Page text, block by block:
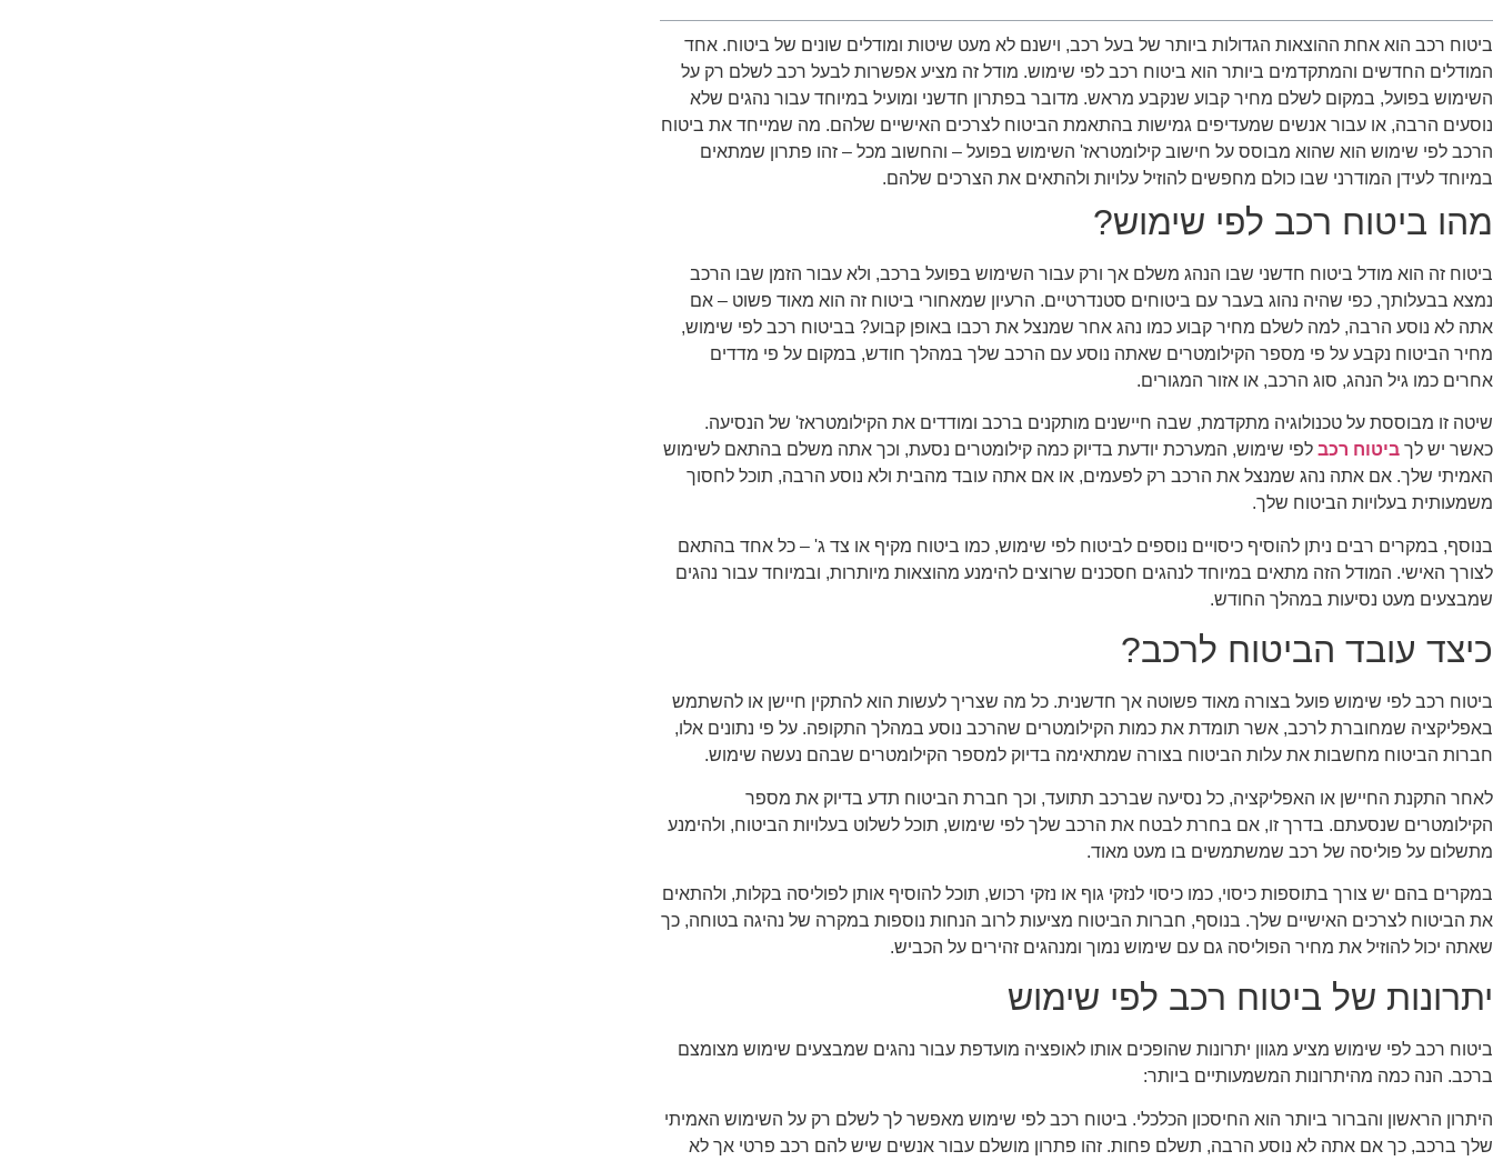
ביטוח רכב הוא אחת ההוצאות הגדולות ביותר של בעל רכב, וישנם לא מעט שיטות ומודלים שונים של ביטוח. אחד
המודלים החדשים והמתקדמים ביותר הוא ביטוח רכב לפי שימוש. מודל זה מציע אפשרות לבעל רכב לשלם רק על
השימוש בפועל, במקום לשלם מחיר קבוע שנקבע מראש. מדובר בפתרון חדשני ומועיל במיוחד עבור נהגים שלא
נוסעים הרבה, או עבור אנשים שמעדיפים גמישות בהתאמת הביטוח לצרכים האישיים שלהם. מה שמייחד את ביטוח
הרכב לפי שימוש הוא שהוא מבוסס על חישוב קילומטראז' השימוש בפועל – והחשוב מכל – זהו פתרון שמתאים
במיוחד לעידן המודרני שבו כולם מחפשים להוזיל עלויות ולהתאים את הצרכים שלהם.
מהו ביטוח רכב לפי שימוש?
ביטוח זה הוא מודל ביטוח חדשני שבו הנהג משלם אך ורק עבור השימוש בפועל ברכב, ולא עבור הזמן שבו הרכב
נמצא בבעלותך, כפי שהיה נהוג בעבר עם ביטוחים סטנדרטיים. הרעיון שמאחורי ביטוח זה הוא מאוד פשוט – אם
אתה לא נוסע הרבה, למה לשלם מחיר קבוע כמו נהג אחר שמנצל את רכבו באופן קבוע? בביטוח רכב לפי שימוש,
מחיר הביטוח נקבע על פי מספר הקילומטרים שאתה נוסע עם הרכב שלך במהלך חודש, במקום על פי מדדים
אחרים כמו גיל הנהג, סוג הרכב, או אזור המגורים.
שיטה זו מבוססת על טכנולוגיה מתקדמת, שבה חיישנים מותקנים ברכב ומודדים את הקילומטראז' של הנסיעה.
כאשר יש לך ביטוח רכב לפי שימוש, המערכת יודעת בדיוק כמה קילומטרים נסעת, וכך אתה משלם בהתאם לשימוש
האמיתי שלך. אם אתה נהג שמנצל את הרכב רק לפעמים, או אם אתה עובד מהבית ולא נוסע הרבה, תוכל לחסוך
משמעותית בעלויות הביטוח שלך.
בנוסף, במקרים רבים ניתן להוסיף כיסויים נוספים לביטוח לפי שימוש, כמו ביטוח מקיף או צד ג' – כל אחד בהתאם
לצורך האישי. המודל הזה מתאים במיוחד לנהגים חסכנים שרוצים להימנע מהוצאות מיותרות, ובמיוחד עבור נהגים
שמבצעים מעט נסיעות במהלך החודש.
כיצד עובד הביטוח לרכב?
ביטוח רכב לפי שימוש פועל בצורה מאוד פשוטה אך חדשנית. כל מה שצריך לעשות הוא להתקין חיישן או להשתמש
באפליקציה שמחוברת לרכב, אשר תומדת את כמות הקילומטרים שהרכב נוסע במהלך התקופה. על פי נתונים אלו,
חברות הביטוח מחשבות את עלות הביטוח בצורה שמתאימה בדיוק למספר הקילומטרים שבהם נעשה שימוש.
לאחר התקנת החיישן או האפליקציה, כל נסיעה שברכב תתועד, וכך חברת הביטוח תדע בדיוק את מספר
הקילומטרים שנסעתם. בדרך זו, אם בחרת לבטח את הרכב שלך לפי שימוש, תוכל לשלוט בעלויות הביטוח, ולהימנע
מתשלום על פוליסה של רכב שמשתמשים בו מעט מאוד.
במקרים בהם יש צורך בתוספות כיסוי, כמו כיסוי לנזקי גוף או נזקי רכוש, תוכל להוסיף אותן לפוליסה בקלות, ולהתאים
את הביטוח לצרכים האישיים שלך. בנוסף, חברות הביטוח מציעות לרוב הנחות נוספות במקרה של נהיגה בטוחה, כך
שאתה יכול להוזיל את מחיר הפוליסה גם עם שימוש נמוך ומנהגים זהירים על הכביש.
יתרונות של ביטוח רכב לפי שימוש
ביטוח רכב לפי שימוש מציע מגוון יתרונות שהופכים אותו לאופציה מועדפת עבור נהגים שמבצעים שימוש מצומצם
ברכב. הנה כמה מהיתרונות המשמעותיים ביותר:
היתרון הראשון והברור ביותר הוא החיסכון הכלכלי. ביטוח רכב לפי שימוש מאפשר לך לשלם רק על השימוש האמיתי
שלך ברכב, כך אם אתה לא נוסע הרבה, תשלם פחות. זהו פתרון מושלם עבור אנשים שיש להם רכב פרטי אך לא